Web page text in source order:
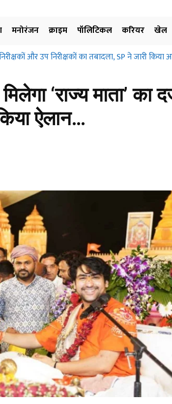
मनोरंजन क्राइम पॉलिटिकल करियर खेल
और उप निरीक्षकों का तबादला, SP ने जारी
‘राज्य माता’ का
ऐलान…